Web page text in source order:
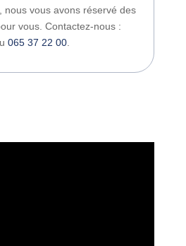
nous vous avons réservé des
vous. Contactez-nous :
065 37 22 00.